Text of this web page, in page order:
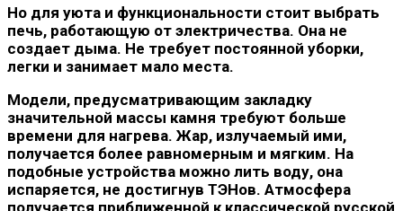
Но для уюта и функциональности стоит выбрать
печь, работающую от электричества. Она не
создает дыма. Не требует постоянной уборки,
легки и занимает мало места.
Модели, предусматривающим закладку
значительной массы камня требуют больше
времени для нагрева. Жар, излучаемый ими,
получается более равномерным и мягким. На
подобные устройства можно лить воду, она
испаряется, не достигнув ТЭНов. Атмосфера
получается приближенной к классической русской